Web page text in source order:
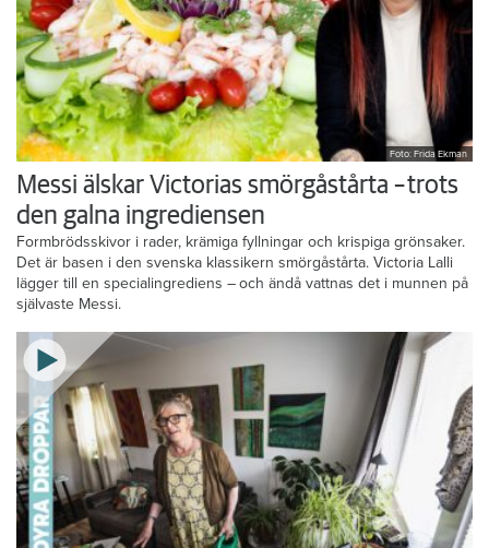
Foto: Frida Ekman
Messi älskar Victorias smörgåstårta – trots
den galna ingrediensen
Formbrödsskivor i rader, krämiga fyllningar och krispiga grönsaker.
Det är basen i den svenska klassikern smörgåstårta. Victoria Lalli
lägger till en specialingrediens – och ändå vattnas det i munnen på
självaste Messi.